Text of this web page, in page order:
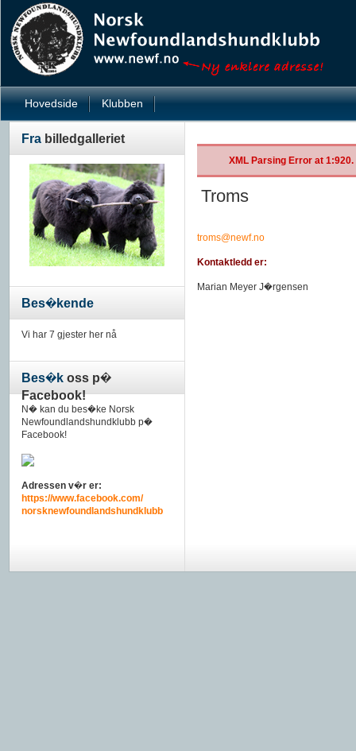
Hovedside Klubben
Fra billedgalleriet
Bes�kende
Vi har 7 gjester her nå
Bes�k oss p�
Facebook!
N� kan du bes�ke Norsk
Newfoundlandshundklubb p�
Facebook!
Adressen v�r er:
https://www.facebook.com/
norsknewfoundlandshundklubb
XML Parsing Error at
Troms
troms@newf.no
Kontaktledd er:
Marian Meyer J�rgensen